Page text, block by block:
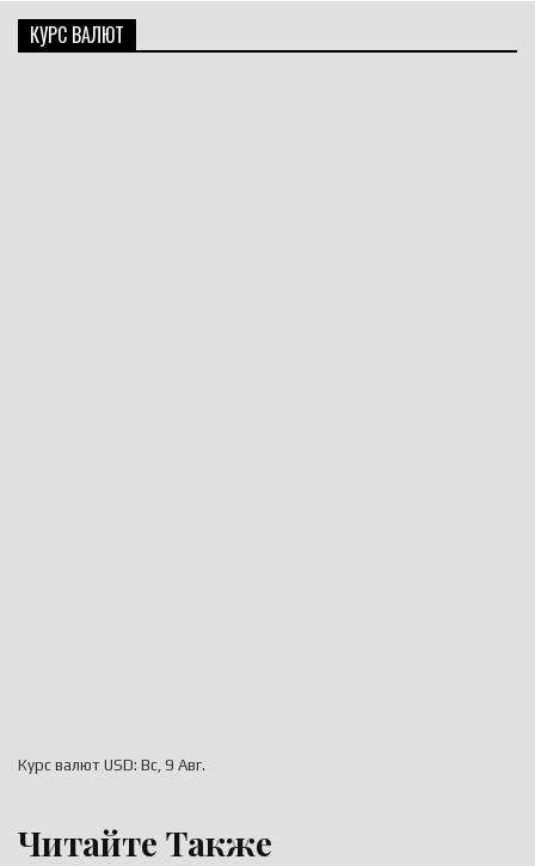
КУРС ВАЛЮТ
Курс валют USD: Вс, 9 Авг.
Читайте Также